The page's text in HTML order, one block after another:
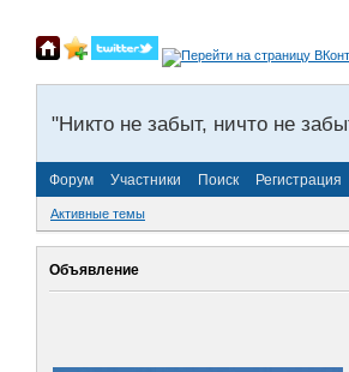
"Никто не забыт, ничто не
Форум Участники Поиск Регистрация
Активные темы
Объявление